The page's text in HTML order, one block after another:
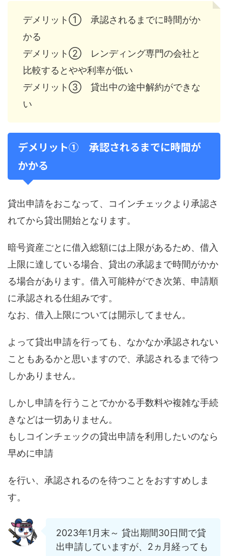
デメリット① 承認されるまでに時間がか
かる
デメリット② レンディング専門の会社と
比較するとやや利率が低い
デメリット③ 貸出中の途中解約ができな
い
デメリット① 承認されるまでに時間が
かかる
貸出申請をおこなって、コインチェックより承認さ
れてから貸出開始となります。
暗号資産ごとに借入総額には上限があるため、借入
上限に達している場合、貸出の承認まで時間がかか
る場合があります。借入可能枠ができ次第、申請順
に承認される仕組みです。
なお、借入上限については開示してません。
よって貸出申請を行っても、なかなか承認されない
こともあるかと思いますので、承認されるまで待つ
しかありません。
しかし申請を行うことでかかる手数料や複雑な手続
きなどは一切ありません。
もしコインチェックの貸出申請を利用したいのなら
早めに申請
を行い、承認されるのを待つことをおすすめしま
す。
2023年1月末～ 貸出期間30日間で貸
出申請していますが、2ヵ月経っても